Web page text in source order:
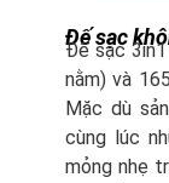
Đế sạc
Đế sạc
nằm) và
Mặc dù
cùng lúc
mỏng nhẹ